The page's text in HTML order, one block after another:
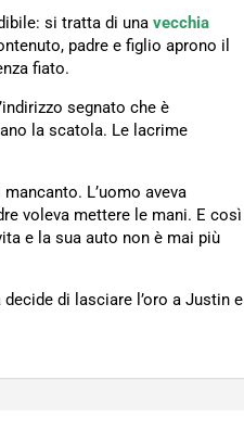
si tratta di una vecchia
padre e figlio aprono il
fiato.
segnato che è
la scatola. Le lacrime
L’uomo aveva
voleva mettere le mani. E così
e la sua auto non è mai più
di lasciare l’oro a Justin e